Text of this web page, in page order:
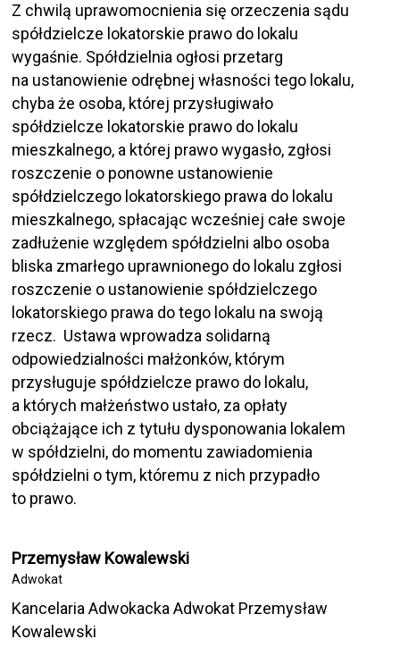
Z chwilą uprawomocnienia się orzeczenia sądu
spółdzielcze lokatorskie prawo do lokalu
wygaśnie. Spółdzielnia ogłosi przetarg
na ustanowienie odrębnej własności tego lokalu,
chyba że osoba, której przysługiwało
spółdzielcze lokatorskie prawo do lokalu
mieszkalnego, a której prawo wygasło, zgłosi
roszczenie o ponowne ustanowienie
spółdzielczego lokatorskiego prawa do lokalu
mieszkalnego, spłacając wcześniej całe swoje
zadłużenie względem spółdzielni albo osoba
bliska zmarłego uprawnionego do lokalu zgłosi
roszczenie o ustanowienie spółdzielczego
lokatorskiego prawa do tego lokalu na swoją
rzecz. Ustawa wprowadza solidarną
odpowiedzialności małżonków, którym
przysługuje spółdzielcze prawo do lokalu,
a których małżeństwo ustało, za opłaty
obciążające ich z tytułu dysponowania lokalem
w spółdzielni, do momentu zawiadomienia
spółdzielni o tym, któremu z nich przypadło
to prawo.
Przemysław Kowalewski
Adwokat
Kancelaria Adwokacka Adwokat Przemysław
Kowalewski